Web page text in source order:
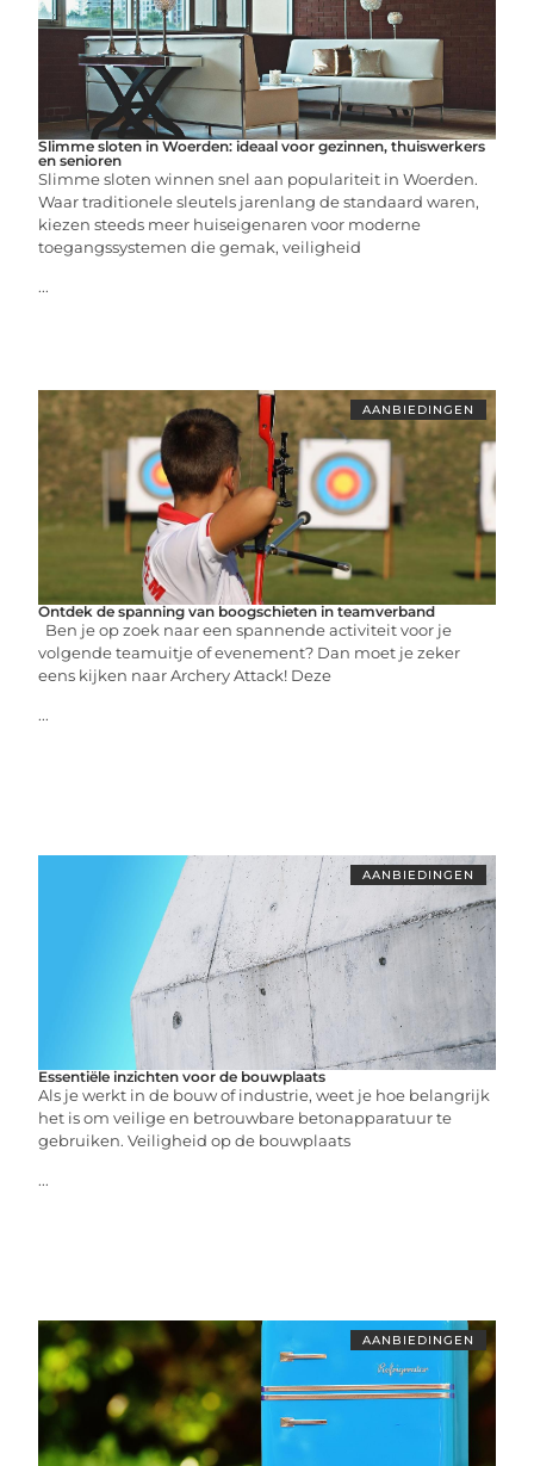
Slimme sloten in Woerden: ideaal voor gezinnen, thuiswerkers
en senioren
Slimme sloten winnen snel aan populariteit in Woerden.
Waar traditionele sleutels jarenlang de standaard waren,
kiezen steeds meer huiseigenaren voor moderne
toegangssystemen die gemak, veiligheid
...
AANBIEDINGEN
Ontdek de spanning van boogschieten in teamverband
Ben je op zoek naar een spannende activiteit voor je
volgende teamuitje of evenement? Dan moet je zeker
eens kijken naar Archery Attack! Deze
...
AANBIEDINGEN
Essentiële inzichten voor de bouwplaats
Als je werkt in de bouw of industrie, weet je hoe belangrijk
het is om veilige en betrouwbare betonapparatuur te
gebruiken. Veiligheid op de bouwplaats
...
AANBIEDINGEN